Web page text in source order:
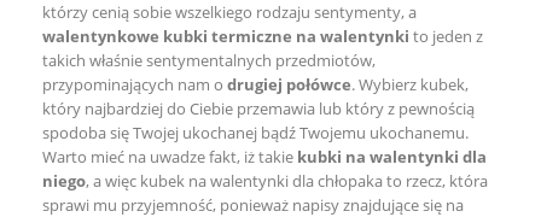
którzy cenią sobie wszelkiego rodzaju sentymenty, a
walentynkowe kubki termiczne na walentynki to jeden z
takich właśnie sentymentalnych przedmiotów,
przypominających nam o drugiej połówce. Wybierz kubek,
który najbardziej do Ciebie przemawia lub który z pewnością
spodoba się Twojej ukochanej bądź Twojemu ukochanemu.
Warto mieć na uwadze fakt, iż takie kubki na walentynki dla
niego, a więc kubek na walentynki dla chłopaka to rzecz, która
sprawi mu przyjemność, ponieważ napisy znajdujące się na